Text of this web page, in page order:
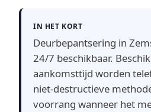
IN HET KORT
Deurbepantsering in
24/7 beschikbaar.
aankomsttijd worden
niet-destructieve
voorrang wanneer het